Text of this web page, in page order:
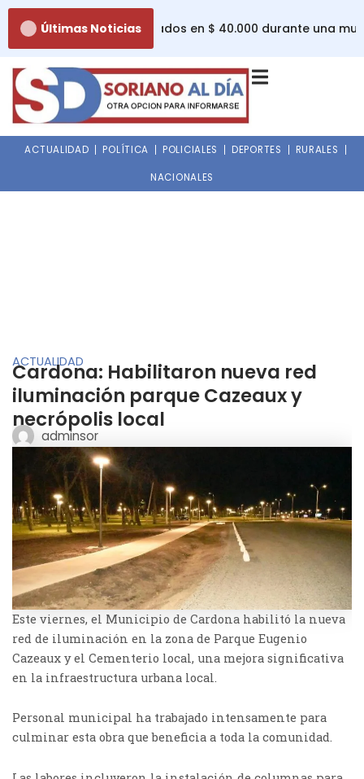
contenido
Últimas Noticias
de efectos evaluados en $ 40.000 durante una
ACTUALIDAD POLÍTICA POLICIALES DEPORTES RURALES
NACIONALES
ACTUALIDAD
Cardona: Habilitaron nueva red
iluminación parque Cazeaux y
necrópolis local
adminsor
Este viernes, el Municipio de Cardona habilitó la nueva
red de iluminación en la zona de Parque Eugenio
Cazeaux y el Cementerio local, una mejora significativa
en la infraestructura urbana local.
Personal municipal ha trabajado intensamente para
culminar esta obra que beneficia a toda la comunidad.